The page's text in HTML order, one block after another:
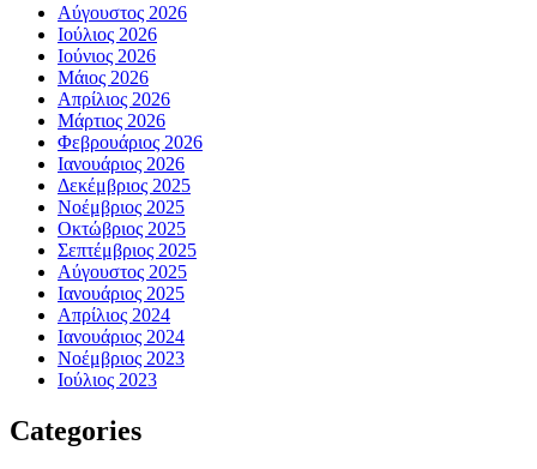
Αύγουστος 2026
Ιούλιος 2026
Ιούνιος 2026
Μάιος 2026
Απρίλιος 2026
Μάρτιος 2026
Φεβρουάριος 2026
Ιανουάριος 2026
Δεκέμβριος 2025
Νοέμβριος 2025
Οκτώβριος 2025
Σεπτέμβριος 2025
Αύγουστος 2025
Ιανουάριος 2025
Απρίλιος 2024
Ιανουάριος 2024
Νοέμβριος 2023
Ιούλιος 2023
Categories